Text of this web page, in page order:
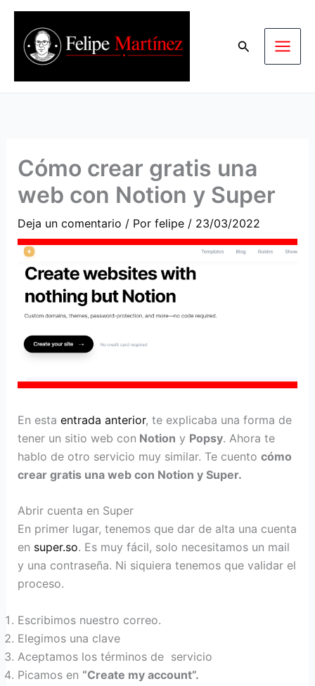
contenido
Buscar
Cómo crear gratis una
web con Notion y Super
Deja un comentario / Por felipe / 23/03/2022
En esta entrada anterior, te explicaba una forma de
tener un sitio web con Notion y Popsy. Ahora te
hablo de otro servicio muy similar. Te cuento cómo
crear gratis una web con Notion y Super.
Abrir cuenta en Super
En primer lugar, tenemos que dar de alta una cuenta
en super.so. Es muy fácil, solo necesitamos un mail
y una contraseña. Ni siquiera tenemos que validar el
proceso.
Escribimos nuestro correo.
Elegimos una clave
Aceptamos los términos de servicio
Picamos en “Create my account”.